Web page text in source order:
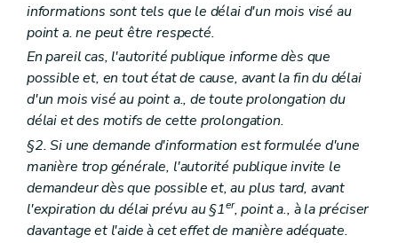
informations sont tels que le délai d'un mois visé au
point a. ne peut être respecté.
En pareil cas, l'autorité publique informe dès que
possible et, en tout état de cause, avant la fin du délai
d'un mois visé au point a., de toute prolongation du
délai et des motifs de cette prolongation.
§2. Si une demande d'information est formulée d'une
manière trop générale, l'autorité publique invite le
demandeur dès que possible et, au plus tard, avant
l'expiration du délai prévu au §1er, point a., à la préciser
davantage et l'aide à cet effet de manière adéquate.